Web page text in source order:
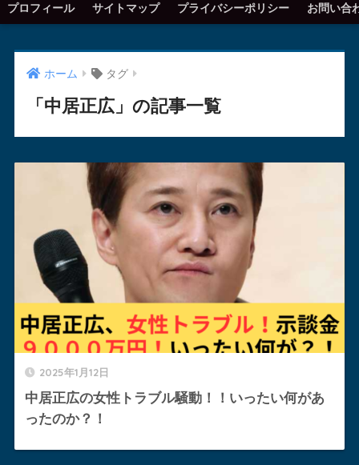
プロフィール サイトマップ プライバシーポリシー お問い合
ホーム タグ
「中居正広」の記事一覧
2025年1月12日
中居正広の女性トラブル騒動！！いったい何があ
ったのか？！